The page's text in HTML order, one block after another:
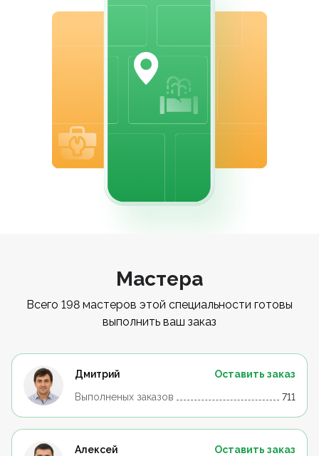
Мастера
Всего 198 мастеров этой специальности готовы
выполнить ваш заказ
Дмитрий
Оставить заказ
Выполненых заказов
711
Алексей
Оставить заказ